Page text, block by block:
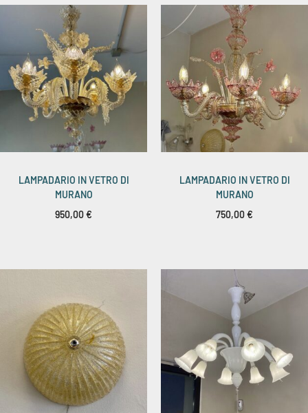
LAMPADARIO IN VETRO DI
MURANO
950,00€
LAMPADARIO IN VETRO DI
MURANO
750,00€